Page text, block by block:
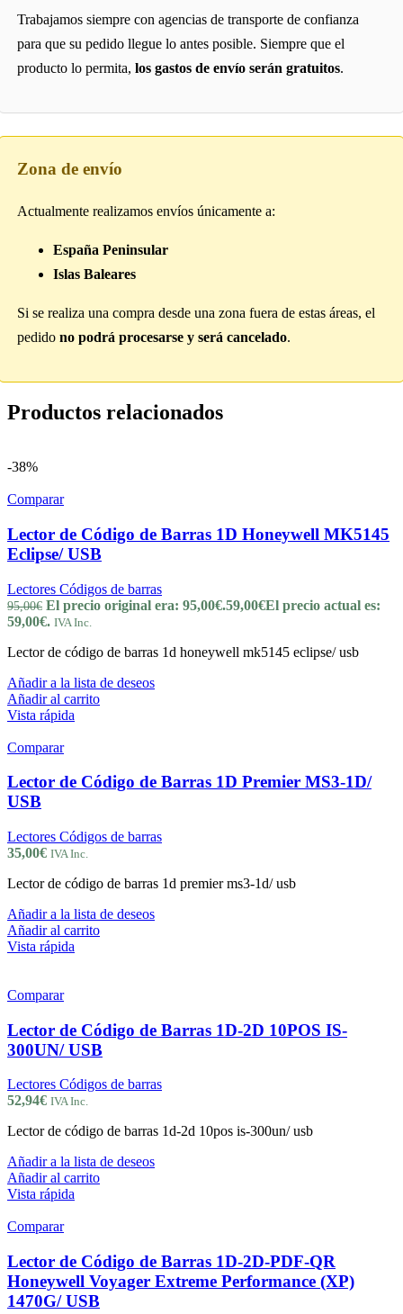
Trabajamos siempre con agencias de transporte de confianza
para que su pedido llegue lo antes posible. Siempre que el
producto lo permita, los gastos de envío serán gratuitos.
Zona de envío
Actualmente realizamos envíos únicamente a:
España Peninsular
Islas Baleares
Si se realiza una compra desde una zona fuera de estas áreas, el
pedido no podrá procesarse y será cancelado.
Productos relacionados
-38%
Comparar
Lector de Código de Barras 1D Honeywell MK5145
Eclipse/ USB
Lectores Códigos de barras
95,00€ El precio original era: 95,00€.59,00€El precio actual es:
59,00€. IVA Inc.
Lector de código de barras 1d honeywell mk5145 eclipse/ usb
Añadir a la lista de deseos
Añadir al carrito
Vista rápida
Comparar
Lector de Código de Barras 1D Premier MS3-1D/
USB
Lectores Códigos de barras
35,00€ IVA Inc.
Lector de código de barras 1d premier ms3-1d/ usb
Añadir a la lista de deseos
Añadir al carrito
Vista rápida
Comparar
Lector de Código de Barras 1D-2D 10POS IS-
300UN/ USB
Lectores Códigos de barras
52,94€ IVA Inc.
Lector de código de barras 1d-2d 10pos is-300un/ usb
Añadir a la lista de deseos
Añadir al carrito
Vista rápida
Comparar
Lector de Código de Barras 1D-2D-PDF-QR
Honeywell Voyager Extreme Performance (XP)
1470G/ USB